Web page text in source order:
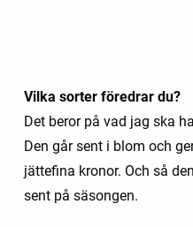
Vilka sorter föredrar du?
Det beror på vad jag ska
Den går sent i blom och
jättefina kronor. Och så
sent på säsongen.